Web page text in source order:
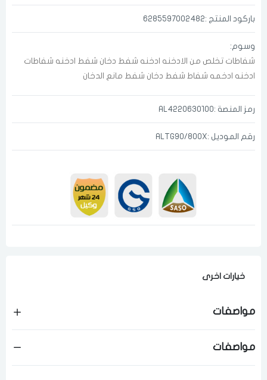
باركود المنتج :6285597002482
وسوم:
شفاطات تخلص من الادخنه ادخنه شفط دخان شفط ادخنه شفاطات
ادخنه ادخمه شفاط شفط دخان شفط مانع الدخان
رمز المنصة :AL4220630100
رقم الموديل :ALTG90/800X
خيارات اخرى
مواصفات
مواصفات
اختر المدينة
اختر المدينة